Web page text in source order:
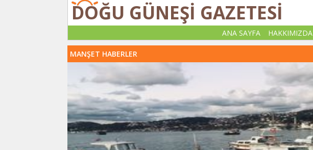
DOĞU GÜNEŞİ GAZETESİ
ANA SAYFA HAKKIMIZDA
MANŞET HABERLER